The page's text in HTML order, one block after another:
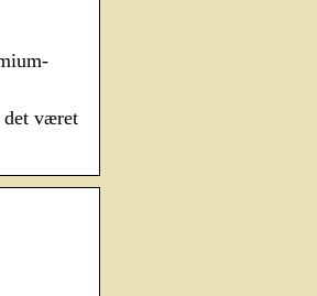
det været